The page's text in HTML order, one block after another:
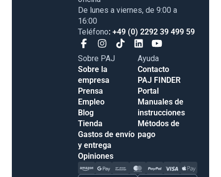
De lunes a viernes, de 9:00 a
16:00
Teléfono: +49 (0) 2292 39 499 59
Sobre PAJ
Sobre la
empresa
Prensa
Empleo
Blog
Tienda
Gastos de envío
y entrega
Opiniones
Ayuda
Contacto
PAJ FINDER
Portal
Manuales de
instrucciones
Métodos de
pago